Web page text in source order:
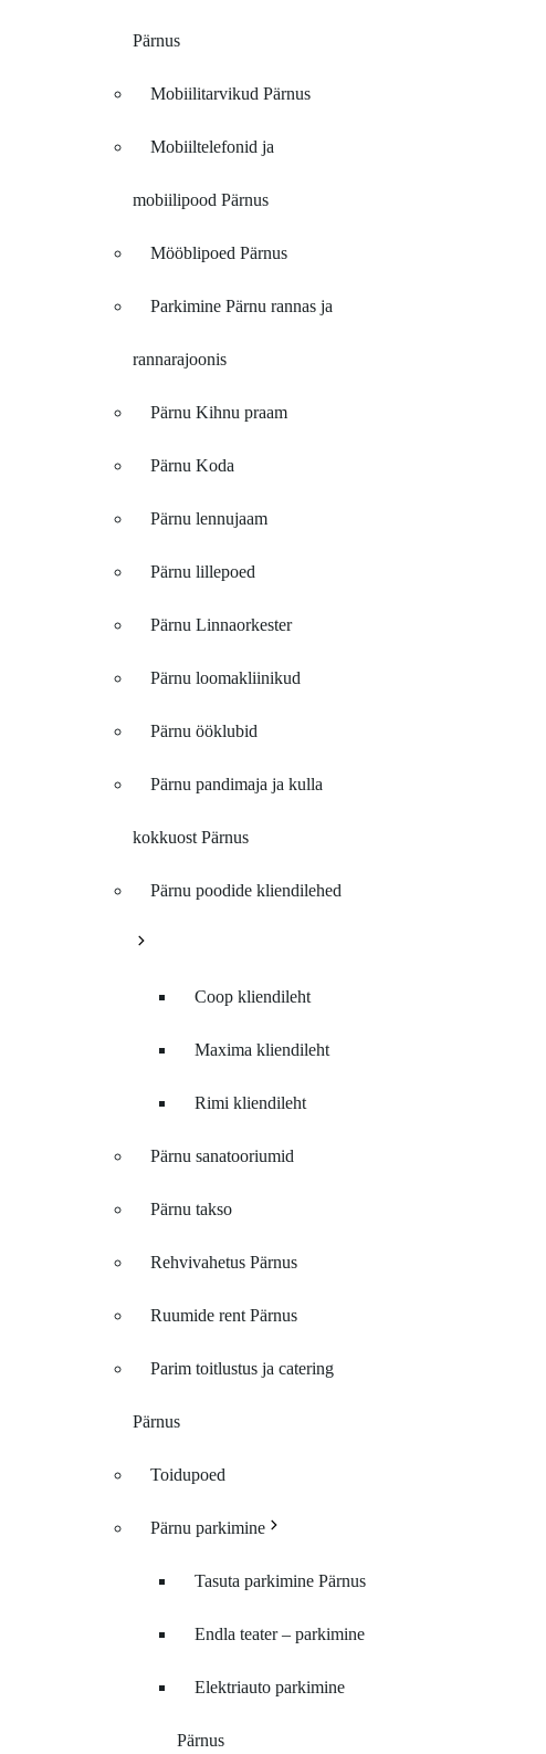
Pärnus
Mobiilitarvikud Pärnus
Mobiiltelefonid ja
mobiilipood Pärnus
Mööblipoed Pärnus
Parkimine Pärnu rannas ja
rannarajoonis
Pärnu Kihnu praam
Pärnu Koda
Pärnu lennujaam
Pärnu lillepoed
Pärnu Linnaorkester
Pärnu loomakliinikud
Pärnu ööklubid
Pärnu pandimaja ja kulla
kokkuost Pärnus
Pärnu poodide kliendilehed
Coop kliendileht
Maxima kliendileht
Rimi kliendileht
Pärnu sanatooriumid
Pärnu takso
Rehvivahetus Pärnus
Ruumide rent Pärnus
Parim toitlustus ja catering
Pärnus
Toidupoed
Pärnu parkimine
Tasuta parkimine Pärnus
Endla teater – parkimine
Elektriauto parkimine
Pärnus